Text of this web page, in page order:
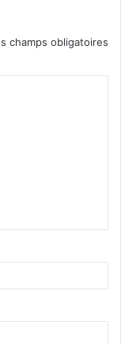
champs obligatoires